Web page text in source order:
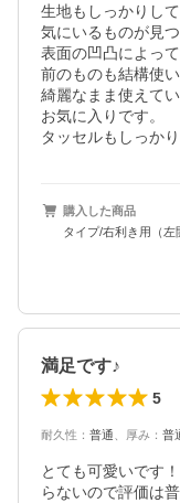
生地もしっかりし
気にいるものが見
表面の凹凸によっ
前のものも結構使
綺麗なまま使えてい
お気に入りです。
タッセルもしっか
購入した商品
タイプ/右利き用（
満足です♪
5
耐久性 ： 普通 厚み ： 普
とても可愛いです
らないので評価は